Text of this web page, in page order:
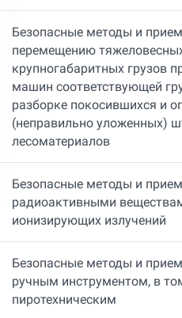
Безопасные методы и
перемещению
крупногабаритных грузов
машин соответствующей
разборке покосившихся и
(неправильно уложенных)
лесоматериалов
Безопасные методы и
радиоактивными
ионизирующих излучений
Безопасные методы и
ручным инструментом, в
пиротехническим